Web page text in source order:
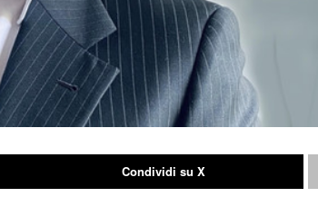
Condividi su X